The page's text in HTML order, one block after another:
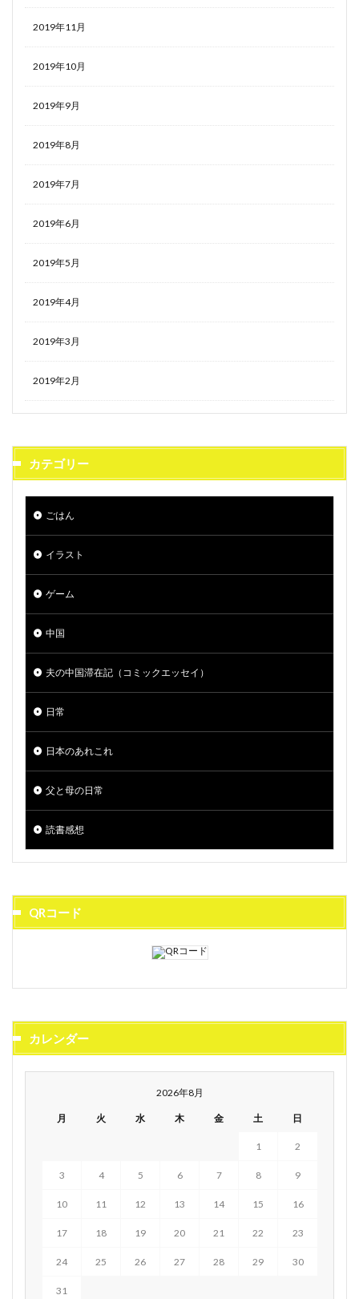
2019年11月
2019年10月
2019年9月
2019年8月
2019年7月
2019年6月
2019年5月
2019年4月
2019年3月
2019年2月
カテゴリー
ごはん
イラスト
ゲーム
中国
夫の中国滞在記（コミックエッセイ）
日常
日本のあれこれ
父と母の日常
読書感想
QRコード
カレンダー
2026年8月
月 火 水 木 金 土 日
1 2
3 4 5 6 7 8 9
10 11 12 13 14 15 16
17 18 19 20 21 22 23
24 25 26 27 28 29 30
31